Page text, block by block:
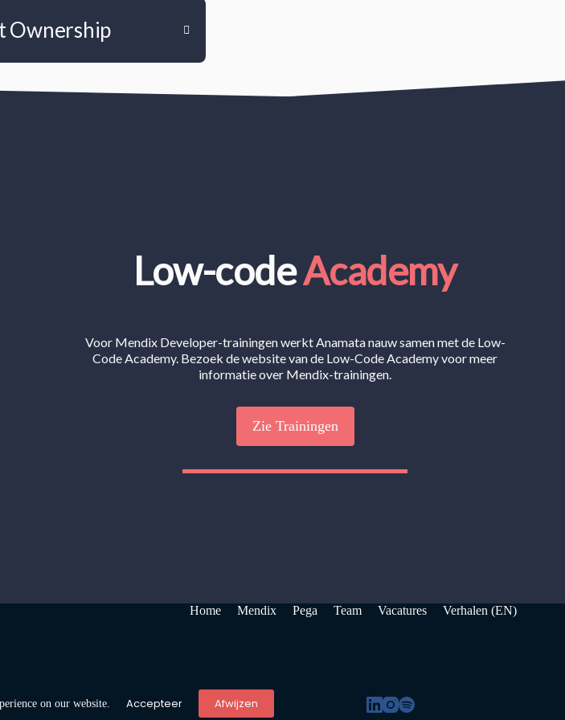
on our website. Accepteer Afwijzen
Ownership
Low-codeAcademy
Voor Mendix Developer-trainingen werkt Anamata nauw samen met de Low-
Code Academy. Bezoek de website van de Low-Code Academy voor meer
informatie over Mendix-trainingen.
Zie Trainingen
Home Mendix Pega Team Vacatures Verhalen (EN)